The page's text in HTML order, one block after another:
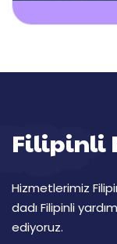
Filipinli
Hizmetlerimiz
dadı Filipinli
ediyoruz.